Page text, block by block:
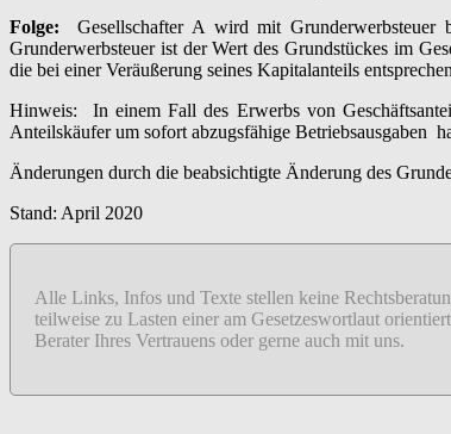
Folge: Gesellschafter A wird mit Grunderwerbsteuer
Grunderwerbsteuer ist der Wert des Grundstückes im
die bei einer Veräußerung seines Kapitalanteils
Hinweis: In einem Fall des Erwerbs von
Anteilskäufer um sofort abzugsfähige Betriebsausgaben
Änderungen durch die beabsichtigte Änderung des
Stand: April 2020
Alle Links, Infos und Texte stellen keine
teilweise zu Lasten einer am Gesetzeswortlaut
Berater Ihres Vertrauens oder gerne auch mit uns.